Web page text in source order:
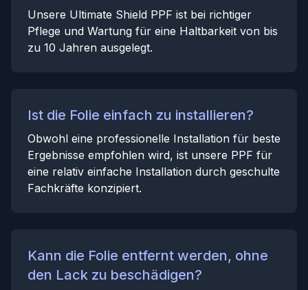
Unsere Ultimate Shield PPF ist bei richtiger
Pflege und Wartung für eine Haltbarkeit von bis
zu 10 Jahren ausgelegt.
Ist die Folie einfach zu installieren?
Obwohl eine professionelle Installation für beste
Ergebnisse empfohlen wird, ist unsere PPF für
eine relativ einfache Installation durch geschulte
Fachkräfte konzipiert.
Kann die Folie entfernt werden, ohne
den Lack zu beschädigen?